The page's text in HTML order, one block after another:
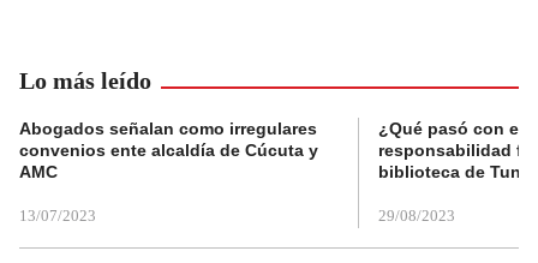
Lo más leído
Abogados señalan como irregulares
convenios ente alcaldía de Cúcuta y
AMC
13/07/2023
¿Qué pasó con el
responsabilidad
biblioteca de
29/08/2023